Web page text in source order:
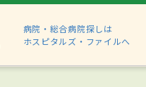
病院・総合病院探しは
ホスピタルズ・ファイルへ